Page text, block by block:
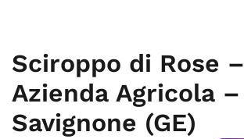
Sciroppo di Rose –
Azienda Agricola –
Savignone (GE)